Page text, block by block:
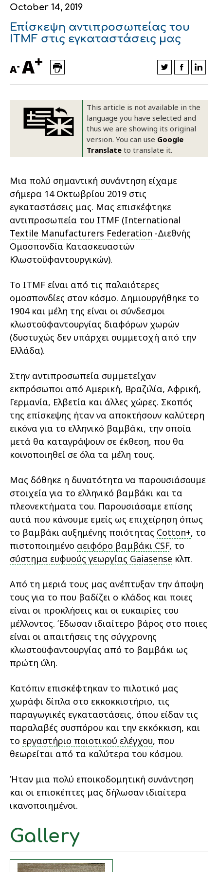
Financial data
Company structure
Innovation - Research and
Development
Events
Contact
Contact usFOLLOW US
Exports
Conferences
Contact usFOLLOW US
Smart farming
Field consulting
Custom ginning
Contact usFOLLOW US
Supply chain
Contact usFOLLOW US
Textiles - Clothing
Company news
Contact usFOLLOW US
Contact usFOLLOW US
October 14, 2019
Επίσκεψη αντιπροσωπείας του
ITMF στις εγκαταστάσεις μας
A- A+
This article is not available in the
language you have selected and
thus we are showing its original
version. You can use Google
Translateto translate it.
Μια πολύ σημαντική συνάντηση είχαμε
σήμερα 14 Οκτωβρίου 2019 στις
εγκαταστάσεις μας. Μας επισκέφτηκε
αντιπροσωπεία του ITMF (International
Textile Manufacturers Federation -Διεθνής
Ομοσπονδία Κατασκευαστών
Κλωστοϋφαντουργικών).
Το ITMF είναι από τις παλαιότερες
ομοσπονδίες στον κόσμο. Δημιουργήθηκε το
1904 και μέλη της είναι οι σύνδεσμοι
κλωστοϋφαντουργίας διαφόρων χωρών
(δυστυχώς δεν υπάρχει συμμετοχή από την
Ελλάδα).
Στην αντιπροσωπεία συμμετείχαν
εκπρόσωποι από Αμερική, Βραζιλία, Αφρική,
Γερμανία, Ελβετία και άλλες χώρες. Σκοπός
της επίσκεψης ήταν να αποκτήσουν καλύτερη
εικόνα για το ελληνικό βαμβάκι, την οποία
μετά θα καταγράψουν σε έκθεση, που θα
κοινοποιηθεί σε όλα τα μέλη τους.
Μας δόθηκε η δυνατότητα να παρουσιάσουμε
στοιχεία για το ελληνικό βαμβάκι και τα
πλεονεκτήματα του. Παρουσιάσαμε επίσης
αυτά που κάνουμε εμείς ως επιχείρηση όπως
το βαμβάκι αυξημένης ποιότητας Cotton+, το
πιστοποιημένο αειφόρο βαμβάκι CSF, το
σύστημα ευφυούς γεωργίας Gaiasense κλπ.
Από τη μεριά τους μας ανέπτυξαν την άποψη
τους για το που βαδίζει ο κλάδος και ποιες
είναι οι προκλήσεις και οι ευκαιρίες του
μέλλοντος. Έδωσαν ιδιαίτερο βάρος στο ποιες
είναι οι απαιτήσεις της σύγχρονης
κλωστοϋφαντουργίας από το βαμβάκι ως
πρώτη ύλη.
Κατόπιν επισκέφτηκαν το πιλοτικό μας
χωράφι δίπλα στο εκκοκκιστήριο, τις
παραγωγικές εγκαταστάσεις, όπου είδαν τις
παραλαβές συσπόρου και την εκκόκκιση, και
το εργαστήριο ποιοτικού ελέγχου, που
θεωρείται από τα καλύτερα του κόσμου.
Ήταν μια πολύ εποικοδομητική συνάντηση
και οι επισκέπτες μας δήλωσαν ιδιαίτερα
ικανοποιημένοι.
Gallery